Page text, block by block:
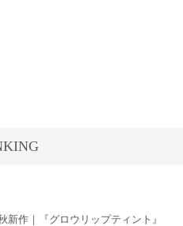
新作｜『グロウリップティント』